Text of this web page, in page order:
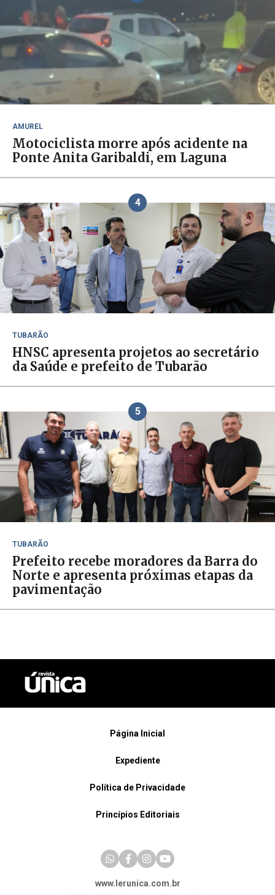
AMUREL
Motociclista morre após acidente na
Ponte Anita Garibaldi, em Laguna
4
TUBARÃO
HNSC apresenta projetos ao secretário
da Saúde e prefeito de Tubarão
5
TUBARÃO
Prefeito recebe moradores da Barra do
Norte e apresenta próximas etapas da
pavimentação
Página Inicial
Expediente
Política de Privacidade
Princípios Editoriais
www.lerunica.com.br